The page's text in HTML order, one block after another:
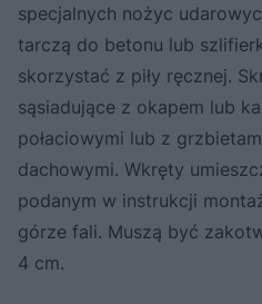
specjalnych nożyc
tarczą do betonu lub
skorzystać z piły ręcznej.
sąsiadujące z okapem lub
połaciowymi lub z
dachowymi. Wkręty
podanym w instrukcji
górze fali. Muszą być
4 cm.